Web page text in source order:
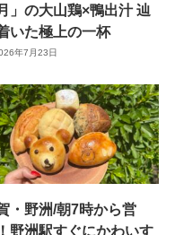
」の大山鶏×鴨出汁 辿
いた極上の一杯
年7月23日
・野洲/朝7時から営
野洲駅すぐにかわいす